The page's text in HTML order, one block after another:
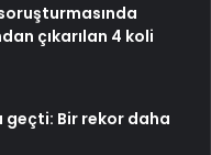
çıkarılan 4 koli
Bir rekor daha